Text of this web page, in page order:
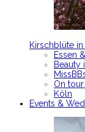
Kirschblüte
Essen
Beauty
On
Köln
Events &